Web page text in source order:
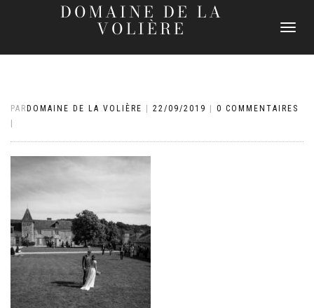
DOMAINE DE LA
VOLIÈRE
DÉPLIER
PAR DOMAINE DE LA VOLIÈRE 22/09/2019
0 COMMENTAIRES